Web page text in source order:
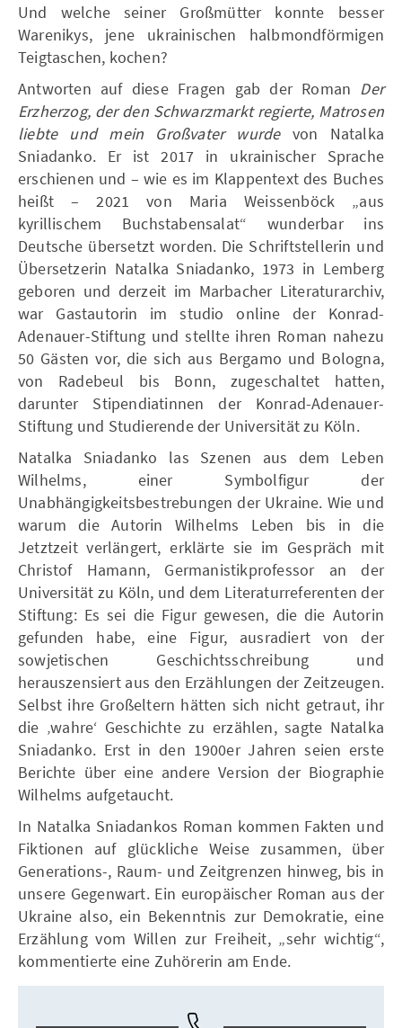
Und welche seiner Großmütter konnte besser
Warenikys, jene ukrainischen halbmondförmigen
Teigtaschen, kochen?
Antworten auf diese Fragen gab der Roman Der
Erzherzog, der den Schwarzmarkt regierte, Matrosen
liebte und mein Großvater wurde von Natalka
Sniadanko. Er ist 2017 in ukrainischer Sprache
erschienen und – wie es im Klappentext des Buches
heißt – 2021 von Maria Weissenböck „aus
kyrillischem Buchstabensalat“ wunderbar ins
Deutsche übersetzt worden. Die Schriftstellerin und
Übersetzerin Natalka Sniadanko, 1973 in Lemberg
geboren und derzeit im Marbacher Literaturarchiv,
war Gastautorin im studio online der Konrad-
Adenauer-Stiftung und stellte ihren Roman nahezu
50 Gästen vor, die sich aus Bergamo und Bologna,
von Radebeul bis Bonn, zugeschaltet hatten,
darunter Stipendiatinnen der Konrad-Adenauer-
Stiftung und Studierende der Universität zu Köln.
Natalka Sniadanko las Szenen aus dem Leben
Wilhelms, einer Symbolfigur der
Unabhängigkeitsbestrebungen der Ukraine. Wie und
warum die Autorin Wilhelms Leben bis in die
Jetztzeit verlängert, erklärte sie im Gespräch mit
Christof Hamann, Germanistikprofessor an der
Universität zu Köln, und dem Literaturreferenten der
Stiftung: Es sei die Figur gewesen, die die Autorin
gefunden habe, eine Figur, ausradiert von der
sowjetischen Geschichtsschreibung und
herauszensiert aus den Erzählungen der Zeitzeugen.
Selbst ihre Großeltern hätten sich nicht getraut, ihr
die ‚wahre‘ Geschichte zu erzählen, sagte Natalka
Sniadanko. Erst in den 1900er Jahren seien erste
Berichte über eine andere Version der Biographie
Wilhelms aufgetaucht.
In Natalka Sniadankos Roman kommen Fakten und
Fiktionen auf glückliche Weise zusammen, über
Generations-, Raum- und Zeitgrenzen hinweg, bis in
unsere Gegenwart. Ein europäischer Roman aus der
Ukraine also, ein Bekenntnis zur Demokratie, eine
Erzählung vom Willen zur Freiheit, „sehr wichtig“,
kommentierte eine Zuhörerin am Ende.